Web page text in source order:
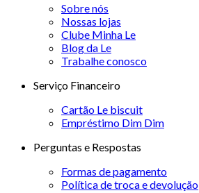
Sobre nós
Nossas lojas
Clube Minha Le
Blog da Le
Trabalhe conosco
Serviço Financeiro
Cartão Le biscuit
Empréstimo Dim Dim
Perguntas e Respostas
Formas de pagamento
Política de troca e devolução